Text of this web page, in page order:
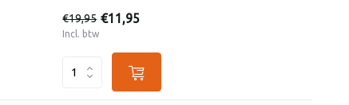
€19,95 €11,95
Incl. btw